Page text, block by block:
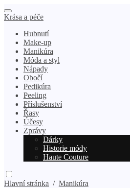
Krása a péče
Hubnutí
Make-up
Manikúra
Móda a styl
Nápady
Obočí
Pedikúra
Peeling
Příslušenství
Řasy
Účesy
Zprávy
Dárky
Historie módy
Haute Couture
Hlavní stránka / Manikúra